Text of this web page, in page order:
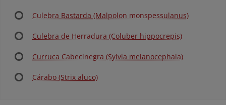
Culebra Bastarda (Malpolon monspessulanus)
Culebra de Herradura (Coluber hippocrepis)
Curruca Cabecinegra (Sylvia melanocephala)
Cárabo (Strix aluco)